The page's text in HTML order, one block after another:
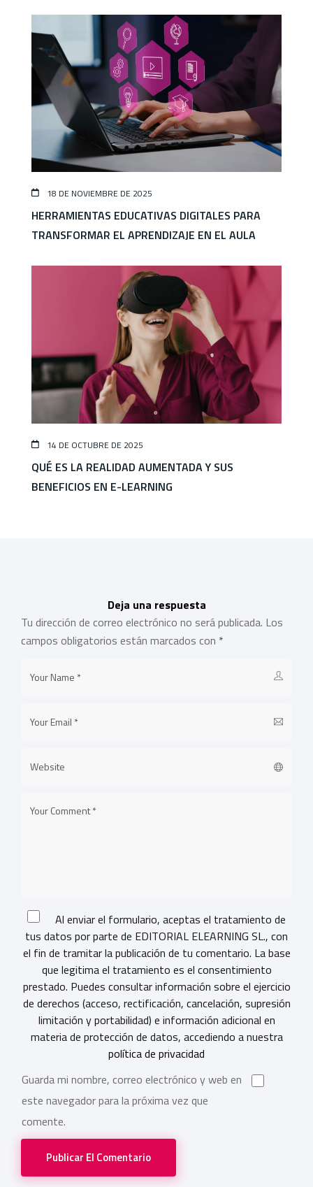
18 DE NOVIEMBRE DE 2025
HERRAMIENTAS EDUCATIVAS DIGITALES PARA
TRANSFORMAR EL APRENDIZAJE EN EL AULA
14 DE OCTUBRE DE 2025
QUÉ ES LA REALIDAD AUMENTADA Y SUS
BENEFICIOS EN E-LEARNING
Deja una respuesta
Tu dirección de correo electrónico no será publicada. Los
campos obligatorios están marcados con *
Al enviar el formulario, aceptas el tratamiento de
tus datos por parte de EDITORIAL ELEARNING SL., con
el fin de tramitar la publicación de tu comentario. La base
que legitima el tratamiento es el consentimiento
prestado. Puedes consultar información sobre el ejercicio
de derechos (acceso, rectificación, cancelación, supresión
limitación y portabilidad) e información adicional en
materia de protección de datos, accediendo a nuestra
política de privacidad
Guarda mi nombre, correo electrónico y web en
este navegador para la próxima vez que
comente.
Publicar El Comentario